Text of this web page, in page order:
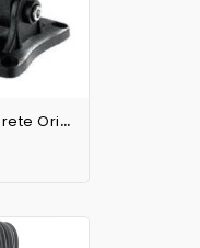
C
Oppia Supporti A Parete Orientabili Per Altoparlanti